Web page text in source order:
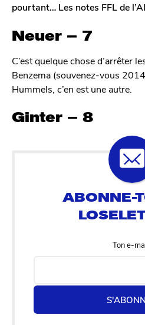
pourtant… Les notes FFL de
Neuer – 7
C’est quelque chose d’arrêter
Benzema (souvenez-vous
Hummels, c’en est une autre.
Ginter – 8
Ton e-